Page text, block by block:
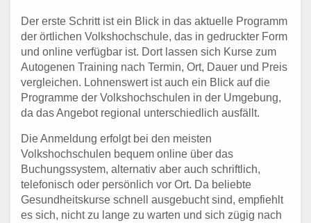
Der erste Schritt ist ein Blick in das aktuelle Programm
der örtlichen Volkshochschule, das in gedruckter Form
und online verfügbar ist. Dort lassen sich Kurse zum
Autogenen Training nach Termin, Ort, Dauer und Preis
vergleichen. Lohnenswert ist auch ein Blick auf die
Programme der Volkshochschulen in der Umgebung,
da das Angebot regional unterschiedlich ausfällt.
Die Anmeldung erfolgt bei den meisten
Volkshochschulen bequem online über das
Buchungssystem, alternativ aber auch schriftlich,
telefonisch oder persönlich vor Ort. Da beliebte
Gesundheitskurse schnell ausgebucht sind, empfiehlt
es sich, nicht zu lange zu warten und sich zügig nach